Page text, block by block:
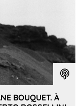
BOUQUET. À